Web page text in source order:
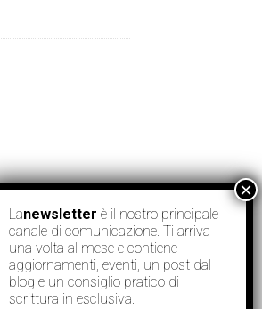
Lanewsletter è il nostro principale
canale di comunicazione. Ti arriva
una volta al mese e contiene
aggiornamenti, eventi, un post dal
blog e un consiglio pratico di
scrittura in esclusiva.